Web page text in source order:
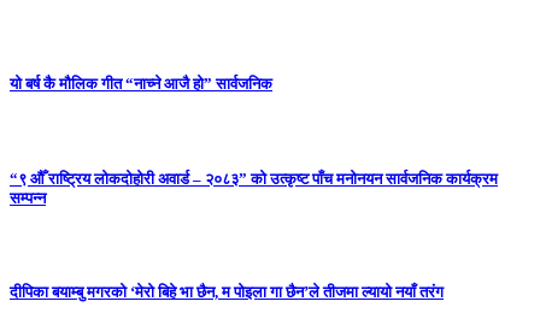
यो बर्ष कै मौलिक गीत “नाच्ने आजै हो” सार्वजनिक
“९ औँ राष्ट्रिय लोकदोहोरी अवार्ड – २०८३” को उत्कृष्ट पाँच मनोनयन सार्वजनिक कार्यक्रम
सम्पन्न
दीपिका बयाम्बु मगरको ‘मेरो बिहे भा छैन, म पोइला गा छैन’ले तीजमा ल्यायो नयाँ तरंग